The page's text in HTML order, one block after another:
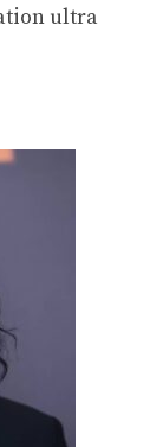
ultra